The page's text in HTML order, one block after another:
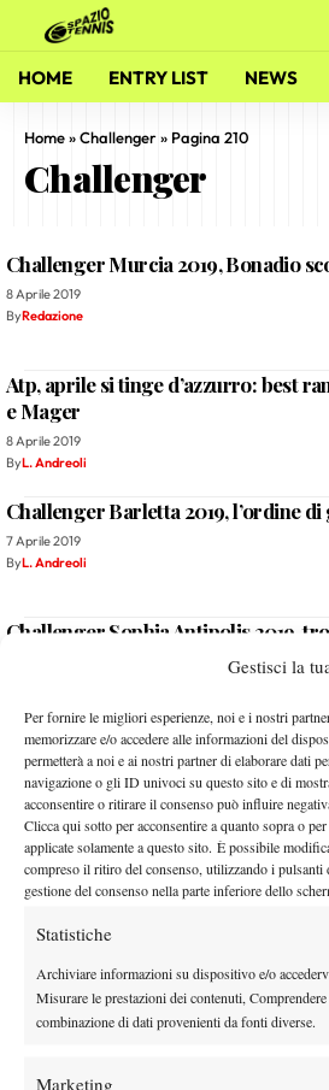
Gestisci la
Per fornire le migliori esperienze, noi e i nostri
memorizzare e/o accedere alle informazioni del
permetterà a noi e ai nostri partner di elaborare dati
navigazione o gli ID univoci su questo sito e di
acconsentire o ritirare il consenso può influire
Clicca qui sotto per acconsentire a quanto sopra o
applicate solamente a questo sito. È possibile
compreso il ritiro del consenso, utilizzando i
gestione del consenso nella parte inferiore dello
Statistiche
Archiviare informazioni su dispositivo e/o
Misurare le prestazioni dei contenuti,
combinazione di dati provenienti da fonti diverse.
Marketing
HOME ENTRY LIST NEWS
Home»Challenger» Pagina 210
Challenger
Challenger Murcia 2019, Bonadio
8 Aprile 2019
ByRedazione
Atp, aprile si tinge d’azzurro: best
e Mager
8 Aprile 2019
ByL. Andreoli
Challenger Barletta 2019, l’ordine
7 Aprile 2019
ByL. Andreoli
Challenger Sophia Antipolis 2019,
Redazione
2 … 208 209 210 211
Facebook